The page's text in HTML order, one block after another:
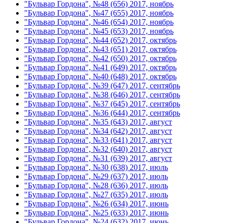
"Бульвар Гордона", №48 (656) 2017, ноябрь
"Бульвар Гордона", №47 (655) 2017, ноябрь
"Бульвар Гордона", №46 (654) 2017, ноябрь
"Бульвар Гордона", №45 (653) 2017, ноябрь
"Бульвар Гордона", №44 (652) 2017, октябрь
"Бульвар Гордона", №43 (651) 2017, октябрь
"Бульвар Гордона", №42 (650) 2017, октябрь
"Бульвар Гордона", №41 (649) 2017, октябрь
"Бульвар Гордона", №40 (648) 2017, октябрь
"Бульвар Гордона", №39 (647) 2017, сентябрь
"Бульвар Гордона", №38 (646) 2017, сентябрь
"Бульвар Гордона", №37 (645) 2017, сентябрь
"Бульвар Гордона", №36 (644) 2017, сентябрь
"Бульвар Гордона", №35 (643) 2017, август
"Бульвар Гордона", №34 (642) 2017, август
"Бульвар Гордона", №33 (641) 2017, август
"Бульвар Гордона", №32 (640) 2017, август
"Бульвар Гордона", №31 (639) 2017, август
"Бульвар Гордона", №30 (638) 2017, июль
"Бульвар Гордона", №29 (637) 2017, июль
"Бульвар Гордона", №28 (636) 2017, июль
"Бульвар Гордона", №27 (635) 2017, июль
"Бульвар Гордона", №26 (634) 2017, июнь
"Бульвар Гордона", №25 (633) 2017, июнь